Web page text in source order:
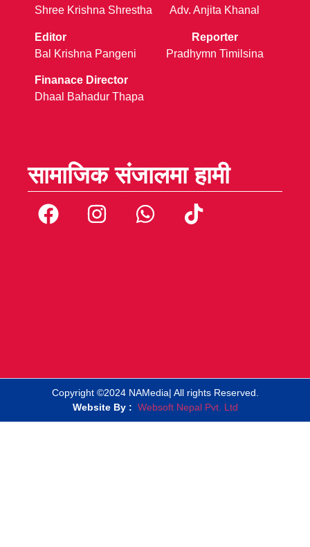
Shree Krishna Shrestha
Editor
Bal Krishna Pangeni
Finanace Director
Dhaal Bahadur Thapa
Adv. Anjita Khanal
Reporter
Pradhymn Timilsina
सामाजिक संजालमा हामी
Copyright ©2024 NAMedia| All rights Reserved.
Website By : Websoft Nepal Pvt. Ltd